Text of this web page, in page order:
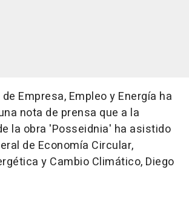
Empresa, Empleo y Energía ha
nota de prensa que a la
la obra 'Posseidnia' ha asistido
de Economía Circular,
y Cambio Climático, Diego